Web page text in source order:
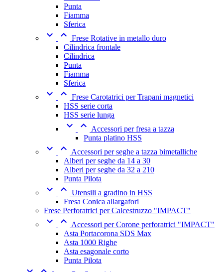
Punta
Fiamma
Sferica
  Frese Rotative in metallo duro
Cilindrica frontale
Cilindrica
Punta
Fiamma
Sferica
  Frese Carotatrici per Trapani magnetici
HSS serie corta
HSS serie lunga
  Accessori per fresa a tazza
Punta platino HSS
  Accessori per seghe a tazza bimetalliche
Alberi per seghe da 14 a 30
Alberi per seghe da 32 a 210
Punta Pilota
  Utensili a gradino in HSS
Fresa Conica allargafori
Frese Perforatrici per Calcestruzzo "IMPACT"
  Accessori per Corone perforatrici "IMPACT"
Asta Portacorona SDS Max
Asta 1000 Righe
Asta esagonale corto
Punta Pilota